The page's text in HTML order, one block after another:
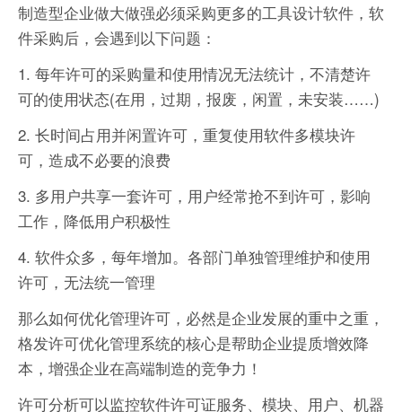
制造型企业做大做强必须采购更多的工具设计软件，软
件采购后，会遇到以下问题：
1. 每年许可的采购量和使用情况无法统计，不清楚许
可的使用状态(在用，过期，报废，闲置，未安装……)
2. 长时间占用并闲置许可，重复使用软件多模块许
可，造成不必要的浪费
3. 多用户共享一套许可，用户经常抢不到许可，影响
工作，降低用户积极性
4. 软件众多，每年增加。各部门单独管理维护和使用
许可，无法统一管理
那么如何优化管理许可，必然是企业发展的重中之重，
格发许可优化管理系统的核心是帮助企业提质增效降
本，增强企业在高端制造的竞争力！
许可分析可以监控软件许可证服务、模块、用户、机器